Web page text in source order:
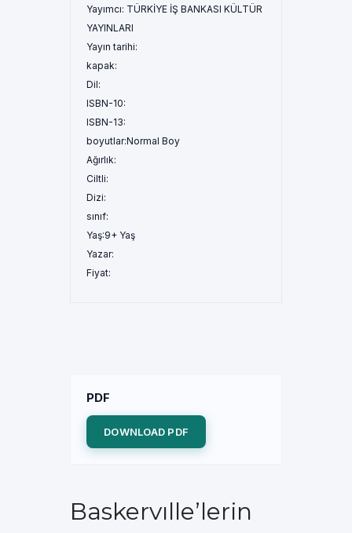
Yayımcı: TÜRKİYE İŞ BANKASI KÜLTÜR
YAYINLARI
Yayın tarihi:
kapak:
Dil:
ISBN-10:
ISBN-13:
boyutlar:Normal Boy
Ağırlık:
Ciltli:
Dizi:
sınıf:
Yaş:9+ Yaş
Yazar:
Fiyat:
PDF
DOWNLOAD PDF
Baskervılle’lerin